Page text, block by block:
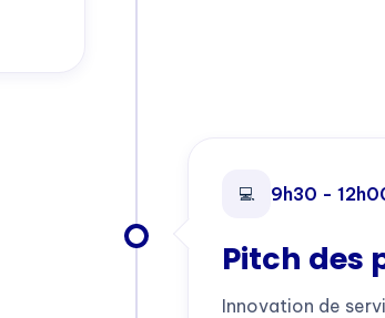
💻 9h30 -
Pitch des
Innovation de